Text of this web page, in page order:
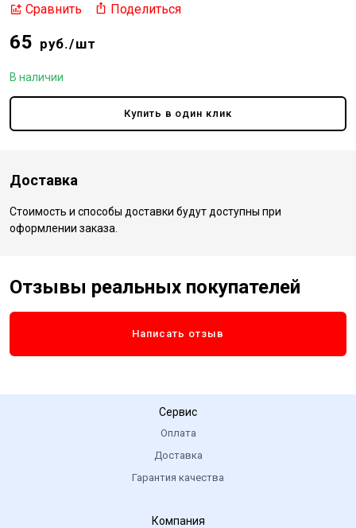
Сравнить Поделиться
65 руб./шт
В наличии
Купить в один клик
Доставка
Стоимость и способы доставки будут доступны при
оформлении заказа.
Отзывы реальных покупателей
Написать отзыв
Сервис
Оплата
Доставка
Гарантия качества
Компания